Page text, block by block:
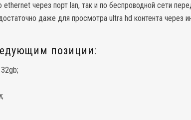
через порт lan, так и по беспроводной сети
даже для просмотра ultra hd контента через
позиции: